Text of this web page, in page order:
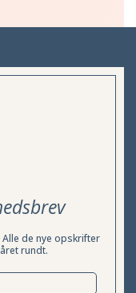
de nye opskrifter
rundt.